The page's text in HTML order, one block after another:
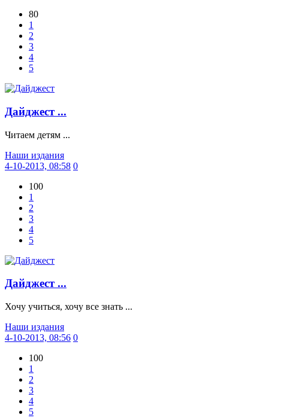
80
1
2
3
4
5
Дайджест ...
Читаем детям ...
Наши издания
4-10-2013, 08:58 0
100
1
2
3
4
5
Дайджест ...
Хочу учиться, хочу все знать ...
Наши издания
4-10-2013, 08:56 0
100
1
2
3
4
5